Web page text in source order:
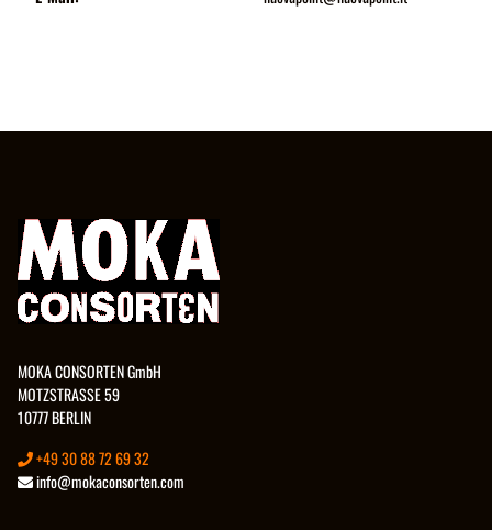
MOKA CONSORTEN GmbH
MOTZSTRASSE 59
10777 BERLIN
+49 30 88 72 69 32
info@mokaconsorten.com